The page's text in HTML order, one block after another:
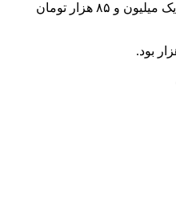
روند قیمت‌ها از ابتدای امسال تاکنون نشان می‌دهد که قیمت هر گرم طلای ۱۸عیار رشد ۱۰۴ هزار تومانی را تجربه کرده است. در حالی هر گرم طلای ۱۸عیار در ابتدای امسال یک میلیون و ۸۵ هزار تومان